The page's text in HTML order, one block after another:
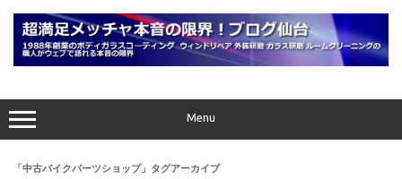
プ
Menu
「中古バイクパーツショップ」タグアーカイブ